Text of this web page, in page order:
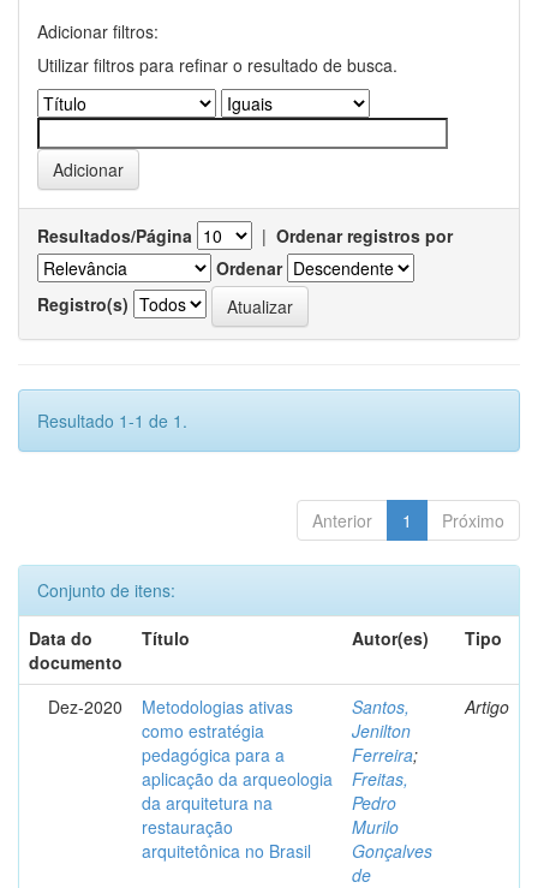
Adicionar filtros:
Utilizar filtros para refinar o resultado de busca.
Resultados/Página | Ordenar registros por
Ordenar
Registro(s)
Resultado 1-1 de 1.
Anterior 1 Próximo
Conjunto de itens:
Data do
documento
Título Autor(es) Tipo
Dez-2020
Metodologias ativas
como estratégia
pedagógica para a
aplicação da arqueologia
da arquitetura na
restauração
arquitetônica no Brasil
Santos,
Jenilton
Ferreira;
Freitas,
Pedro
Murilo
Gonçalves
de
Artigo